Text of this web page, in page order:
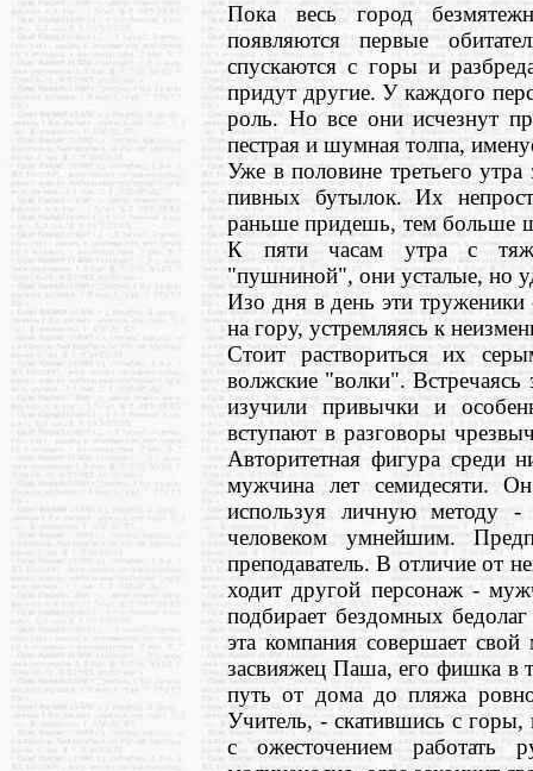
Пока весь город
появляются первые
спускаются с горы и
придут другие. У каждого
роль. Но все они исчезнут
пестрая и шумная толпа,
Уже в половине третьего
пивных бутылок. Их
раньше придешь, тем больше
К пяти часам утра с
"пушниной", они усталые, но
Изо дня в день эти
на гору, устремляясь к
Стоит раствориться их
волжские "волки".
изучили привычки и
вступают в разговоры
Авторитетная фигура среди
мужчина лет семидесяти.
используя личную методу -
человеком умнейшим.
преподаватель. В отличие от
ходит другой персонаж -
подбирает бездомных
эта компания совершает
засвияжец Паша, его фишка в
путь от дома до пляжа
Учитель, - скатившись с горы,
с ожесточением работать